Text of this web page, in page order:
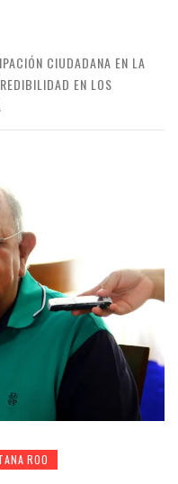
CIUDADANA EN LA
EN LOS
ROO